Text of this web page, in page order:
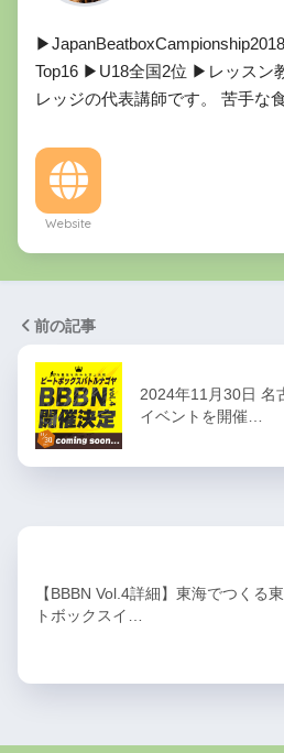
Top16 ▶︎U18全国2位 ▶︎レッスン
レッジの代表講師です。 苦手な
Website
前の記事
2024年11月30日 名
イベントを開催…
【BBBN Vol.4詳細】東海でつくる
トボックスイ…